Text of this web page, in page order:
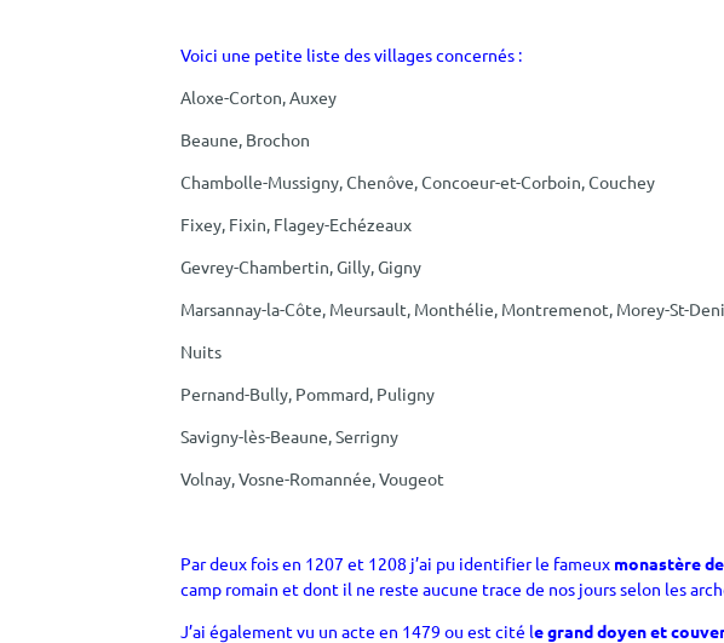
Voici une petite liste des villages concernés :
Aloxe-Corton, Auxey
Beaune, Brochon
Chambolle-Mussigny, Chenôve, Concoeur-et-Corboin, Couchey
Fixey, Fixin, Flagey-Echézeaux
Gevrey-Chambertin, Gilly, Gigny
Marsannay-la-Côte, Meursault, Monthélie, Montremenot, Morey-St-
Nuits
Pernand-Bully, Pommard, Puligny
Savigny-lès-Beaune, Serrigny
Volnay, Vosne-Romannée, Vougeot
Par deux fois en 1207 et 1208 j’ai pu identifier le fameux monastère
camp romain et dont il ne reste aucune trace de nos jours selon les
J’ai également vu un acte en 1479 ou est cité le grand doyen et